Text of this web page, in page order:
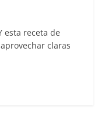
esta receta de
claras